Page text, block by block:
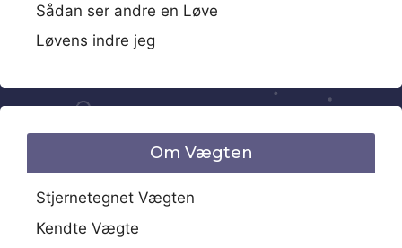
Sådan ser andre en Løve
Løvens indre jeg
Om Vægten
Stjernetegnet Vægten
Kendte Vægte